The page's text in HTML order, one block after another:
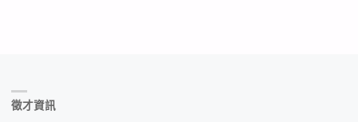
徵才資訊